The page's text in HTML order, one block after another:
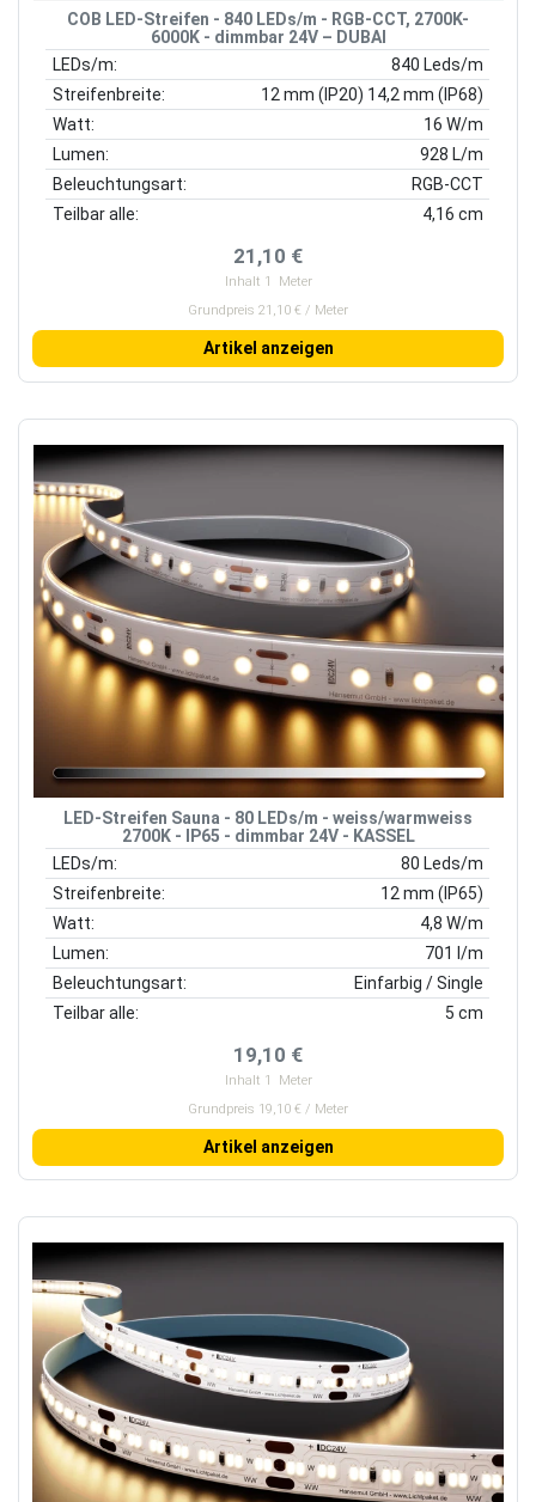
COB LED-Streifen - 840 LEDs/m - RGB-CCT, 2700K-
6000K - dimmbar 24V – DUBAI
LEDs/m:
840 Leds/m
Streifenbreite:
12 mm (IP20) 14,2 mm (IP68)
Watt:
16 W/m
Lumen:
928 L/m
Beleuchtungsart:
RGB-CCT
Teilbar alle:
4,16 cm
21,10 €
Inhalt 1
Meter
Grundpreis 21,10 € / Meter
Artikel anzeigen
LED-Streifen Sauna - 80 LEDs/m - weiss/warmweiss
2700K - IP65 - dimmbar 24V - KASSEL
LEDs/m:
80 Leds/m
Streifenbreite:
12 mm (IP65)
Watt:
4,8 W/m
Lumen:
701 l/m
Beleuchtungsart:
Einfarbig / Single
Teilbar alle:
5 cm
19,10 €
Inhalt 1
Meter
Grundpreis 19,10 € / Meter
Artikel anzeigen